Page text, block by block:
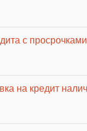
с
на кредит